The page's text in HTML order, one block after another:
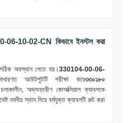
06-10-02-CN কিভাবে ইনস্টল করা
অবস্থান পেতে হয়।330104-00-06-
সাধারণত আউটপুটটি পরীক্ষা করে৩৩০১৮০
অভ্যন্তরীণ কোঅক্সিয়াল ক্যাবলকে
নমনীয় স্থান দিয়ে বর্মযুক্ত ক্যাবলটি রুট করা